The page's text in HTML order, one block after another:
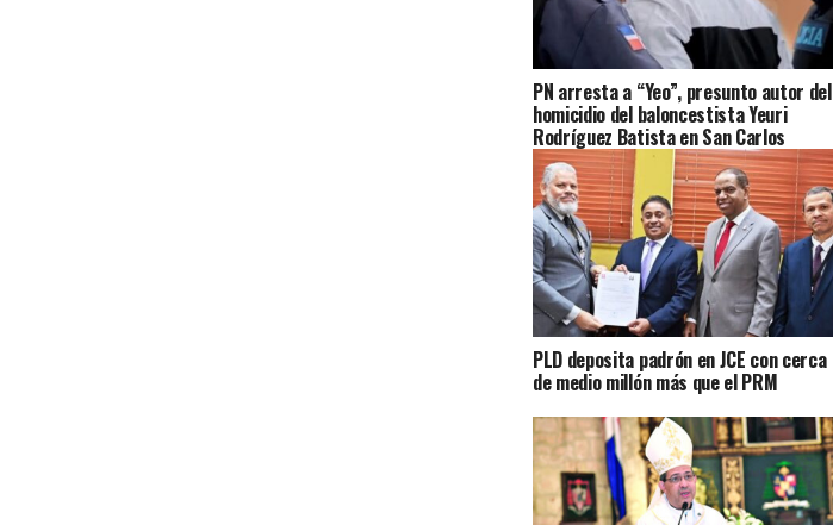
PN arresta a “Yeo”, presunto autor del
homicidio del baloncestista Yeuri
Rodríguez Batista en San Carlos
PLD deposita padrón en JCE con cerca
de medio millón más que el PRM